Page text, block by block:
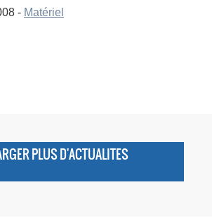
- Matériel
PLUS D'ACTUALITES